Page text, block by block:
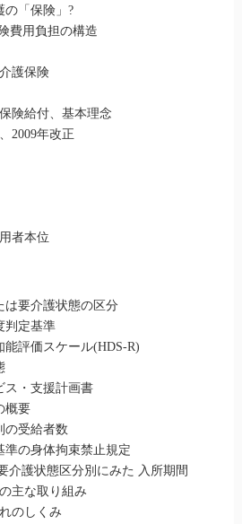
の「保険」?
費用負担の構造
護保険
険給付、基本理念
2009年改正
者本位
は要介護状態の区分
判定基準
評価スケール(HDS-R)
ス・支援計画書
概要
の受給者数
準の身体拘束禁止規定
介護状態区分別にみた 入所期間
主な取り組み
のしくみ